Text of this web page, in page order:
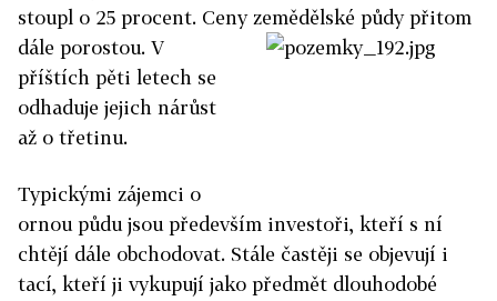
stoupl o 25 procent. Ceny zemědělské půdy přitom
dále porostou. V
příštích pěti letech se
odhaduje jejich nárůst
až o třetinu.
Typickými zájemci o
ornou půdu jsou především investoři, kteří s ní
chtějí dále obchodovat. Stále častěji se objevují i
tací, kteří ji vykupují jako předmět dlouhodobé